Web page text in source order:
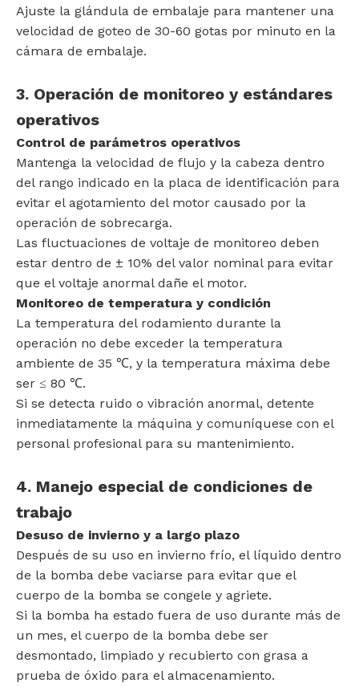
Ajuste la glándula de embalaje para mantener una
velocidad de goteo de 30-60 gotas por minuto en la
cámara de embalaje.
3. Operación de monitoreo y estándares
operativos
Control de parámetros operativos
Mantenga la velocidad de flujo y la cabeza dentro
del rango indicado en la placa de identificación para
evitar el agotamiento del motor causado por la
operación de sobrecarga.
Las fluctuaciones de voltaje de monitoreo deben
estar dentro de ± 10% del valor nominal para evitar
que el voltaje anormal dañe el motor.
Monitoreo de temperatura y condición
La temperatura del rodamiento durante la
operación no debe exceder la temperatura
ambiente de 35 ℃, y la temperatura máxima debe
ser ≤ 80 ℃.
Si se detecta ruido o vibración anormal, detente
inmediatamente la máquina y comuníquese con el
personal profesional para su mantenimiento.
4. Manejo especial de condiciones de
trabajo
Desuso de invierno y a largo plazo
Después de su uso en invierno frío, el líquido dentro
de la bomba debe vaciarse para evitar que el
cuerpo de la bomba se congele y agriete.
Si la bomba ha estado fuera de uso durante más de
un mes, el cuerpo de la bomba debe ser
desmontado, limpiado y recubierto con grasa a
prueba de óxido para el almacenamiento.